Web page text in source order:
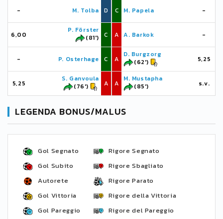
- M. Tolba D
6,00
P. Förster
(81')
C
- P. Osterhage C
5,25
S. Ganvoula
(76')
A
C M. Papela -
A A. Barkok -
A
D. Burgzorg
(62')
5,25
A
M. Mustapha
(85')
s.v.
LEGENDA BONUS/MALUS
Gol Segnato
Gol Subito
Autorete
Gol Vittoria
Gol Pareggio
Rigore Segnato
Rigore Sbagliato
Rigore Parato
Rigore della Vittoria
Rigore del Pareggio